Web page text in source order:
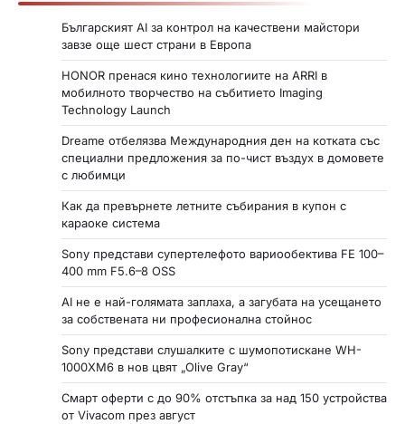
Българският AI за контрол на качествени майстори
завзе още шест страни в Европа
HONOR пренася кино технологиите на ARRI в
мобилното творчество на събитието Imaging
Technology Launch
Dreame отбелязва Международния ден на котката със
специални предложения за по-чист въздух в домовете
с любимци
Как да превърнете летните събирания в купон с
караоке система
Sony представи супертелефото вариообектива FE 100–
400 mm F5.6–8 OSS
AI не е най-голямата заплаха, а загубата на усещането
за собствената ни професионална стойнос
Sony представи слушалките с шумопотискане WH-
1000XM6 в нов цвят „Olive Gray“
Смарт оферти с до 90% отстъпка за над 150 устройства
от Vivacom през август